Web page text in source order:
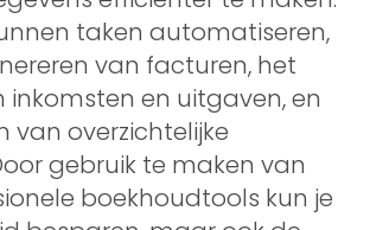
taken automatiseren,
van facturen, het
inkomsten en uitgaven, en
van overzichtelijke
gebruik te maken van
boekhoudtools kun je